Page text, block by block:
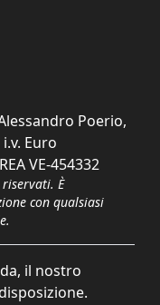
Poerio,
Euro
VE-454332
È
con qualsiasi
il nostro